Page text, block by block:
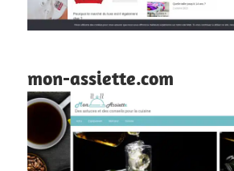
mon-assiette.com